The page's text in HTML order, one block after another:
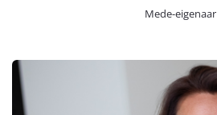
Mede-eigenaar